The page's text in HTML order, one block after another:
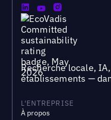
Recherche locale,
établissements —
L'ENTREPRISE
À propos